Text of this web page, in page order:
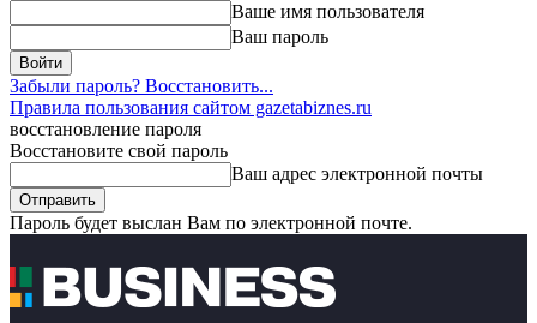
Ваше имя пользователя
Ваш пароль
Забыли пароль? Восстановить...
Правила пользования сайтом gazetabiznes.ru
восстановление пароля
Восстановите свой пароль
Ваш адрес электронной почты
Пароль будет выслан Вам по электронной почте.